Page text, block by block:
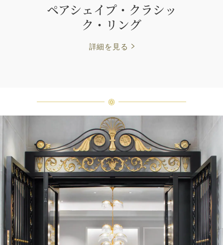
ペアシェイプ・クラシッ
ク・リング
詳細を見る